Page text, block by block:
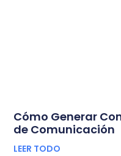
Cómo Generar
de Comunicación
LEER TODO